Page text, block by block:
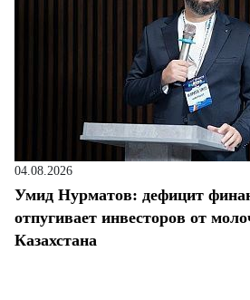
04.08.2026
Умид Нурматов: дефицит
отпугивает инвесторов от
Казахстана